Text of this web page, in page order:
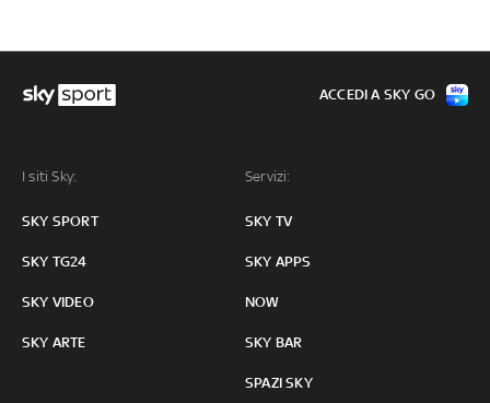
I siti Sky:
SKY SPORT
SKY TG24
SKY VIDEO
SKY ARTE
Servizi:
SKY TV
SKY APPS
NOW
SKY BAR
SPAZI SKY
ACCEDI A SKY GO